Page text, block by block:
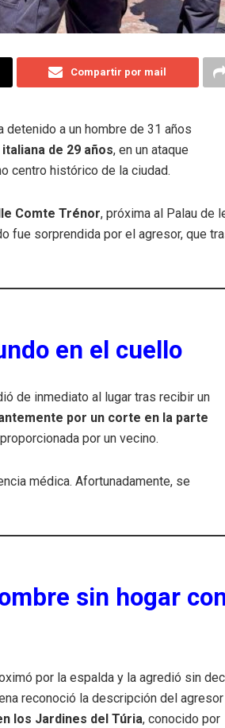
Compartir por mail
detenido a un hombre de 31 años
de 29 años, en un ataque
centro histórico de la ciudad.
Comte Trénor, próxima al Palau de
fue sorprendida por el agresor, que
en el cuello
de inmediato al lugar tras recibir un
por un corte en la parte
por un vecino.
médica. Afortunadamente, se
sin hogar
por la espalda y la agredió sin
reconoció la descripción del agresor
los Jardines del Túria, conocido por